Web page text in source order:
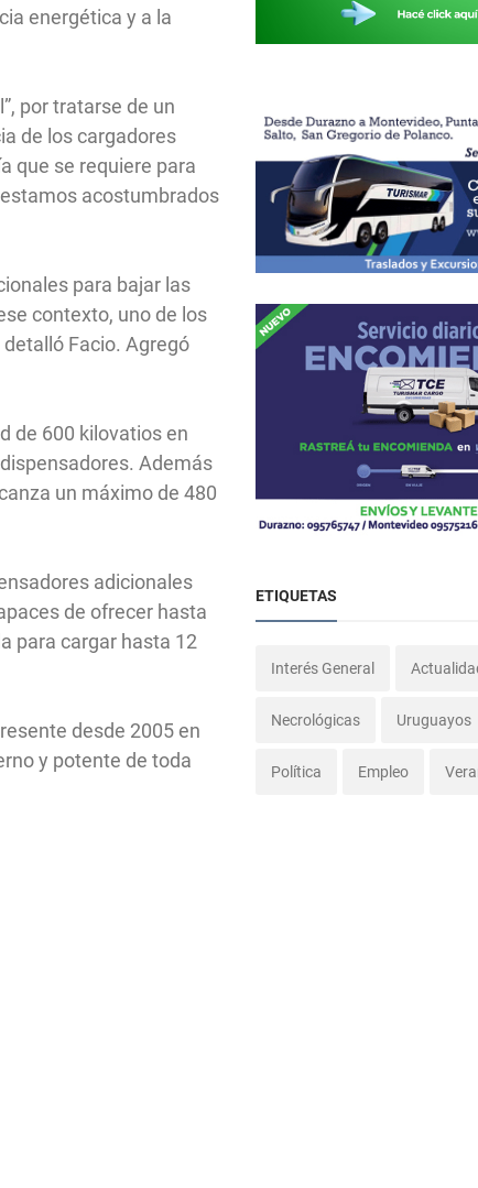
energética y a la
por tratarse de un
de los cargadores
que se requiere para
acostumbrados
para bajar las
contexto, uno de los
Facio. Agregó
de 600 kilovatios en
Además
un máximo de 480
adicionales
de ofrecer hasta
para cargar hasta 12
desde 2005 en
y potente de toda
ETIQUETAS
Interés General
Necrológicas Uruguayos
Política Empleo